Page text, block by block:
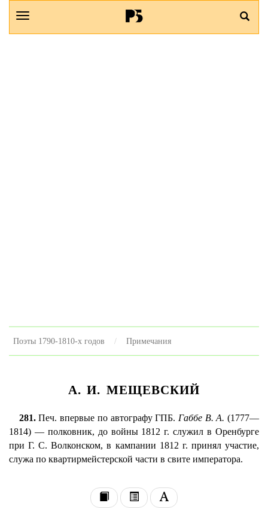
Поэты 1790-1810-х годов Примечания
А. И. МЕЩЕВСКИЙ
281.Печ. впервые по автографу ГПБ. Габбе В. А.(1777—
1814) — полковник, до войны 1812 г. служил в Оренбурге
при Г. С. Волконском, в кампании 1812 г. принял участие,
служа по квартирмейстерской части в свите императора.